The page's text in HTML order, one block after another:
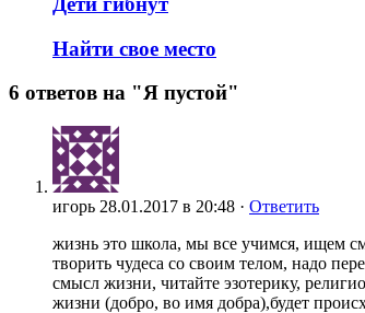
Найти свое место
6 ответов на "Я пустой"
игорь 28.01.2017 в 20:48 · Ответить
жизнь это школа, мы все учимся, ищем
творить чудеса со своим телом, надо
смысл жизни, читайте эзотерику,
жизни (добро, во имя добра),будет